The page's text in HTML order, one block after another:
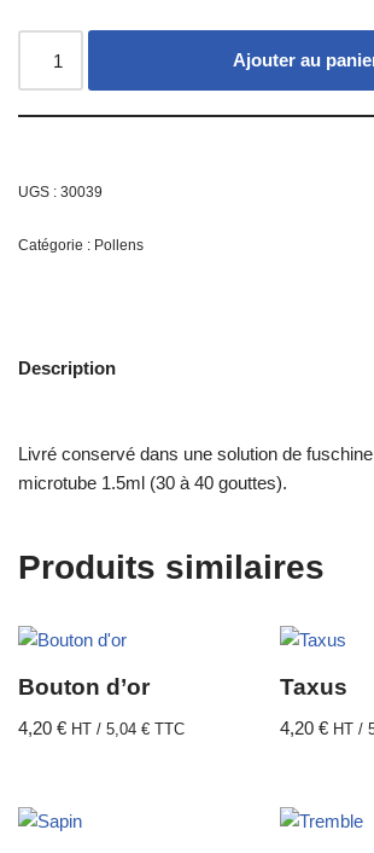
Ajouter au
UGS : 30039
Catégorie : Pollens
Description
Livré conservé dans une solution de
microtube 1.5ml (30 à 40 gouttes).
Produits similaires
Bouton d’or
4,20 € HT / 5,04 € TTC
Taxus
4,20€ HT /